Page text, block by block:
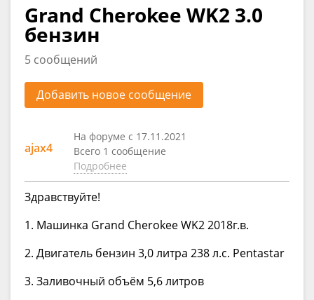
Grand Cherokee WK2 3.0
бензин
5 сообщений
Добавить новое сообщение
ajax4
На форуме с 17.11.2021
Всего 1 сообщение
Подробнее
Здравствуйте!
1. Машинка Grand Cherokee WK2 2018г.в.
2. Двигатель бензин 3,0 литра 238 л.с. Pentastar
3. Заливочный объём 5,6 литров